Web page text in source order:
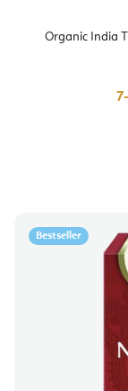
Organic India
Bestseller